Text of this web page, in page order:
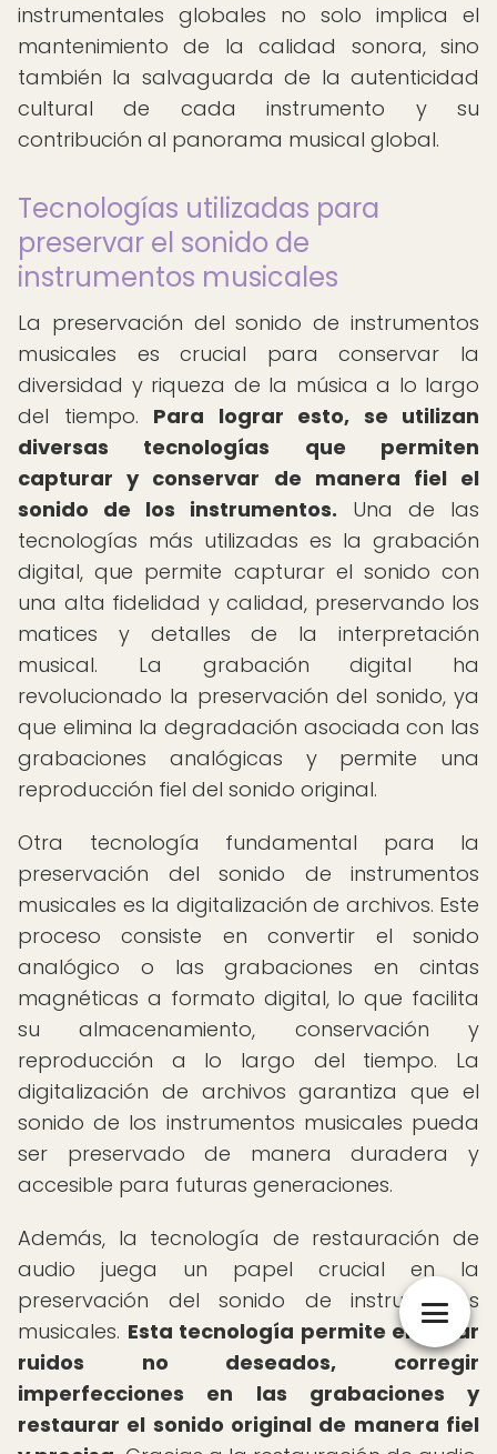
instrumentales globales no solo implica el
mantenimiento de la calidad sonora, sino
también la salvaguarda de la autenticidad
cultural de cada instrumento y su
contribución al panorama musical global.
Tecnologías utilizadas para
preservar el sonido de
instrumentos musicales
La preservación del sonido de instrumentos
musicales es crucial para conservar la
diversidad y riqueza de la música a lo largo
del tiempo. Para lograr esto, se utilizan
diversas tecnologías que permiten
capturar y conservar de manera fiel el
sonido de los instrumentos. Una de las
tecnologías más utilizadas es la grabación
digital, que permite capturar el sonido con
una alta fidelidad y calidad, preservando los
matices y detalles de la interpretación
musical. La grabación digital ha
revolucionado la preservación del sonido, ya
que elimina la degradación asociada con las
grabaciones analógicas y permite una
reproducción fiel del sonido original.
Otra tecnología fundamental para la
preservación del sonido de instrumentos
musicales es la digitalización de archivos. Este
proceso consiste en convertir el sonido
analógico o las grabaciones en cintas
magnéticas a formato digital, lo que facilita
su almacenamiento, conservación y
reproducción a lo largo del tiempo. La
digitalización de archivos garantiza que el
sonido de los instrumentos musicales pueda
ser preservado de manera duradera y
accesible para futuras generaciones.
Además, la tecnología de restauración de
audio juega un papel crucial en la
preservación del sonido de instrumentos
musicales. Esta tecnología permite eliminar
ruidos no deseados, corregir
imperfecciones en las grabaciones y
restaurar el sonido original de manera fiel